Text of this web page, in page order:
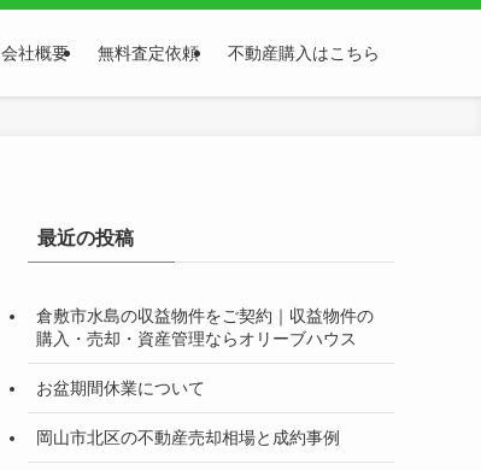
会社概要 無料査定依頼 不動産購入はこちら
最近の投稿
倉敷市水島の収益物件をご契約｜収益物件の
購入・売却・資産管理ならオリーブハウス
お盆期間休業について
岡山市北区の不動産売却相場と成約事例